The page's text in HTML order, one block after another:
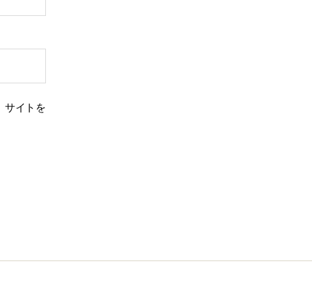
サイトを